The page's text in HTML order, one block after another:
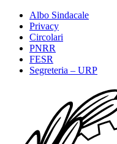
Albo Sindacale
Privacy
Circolari
PNRR
FESR
Segreteria – URP